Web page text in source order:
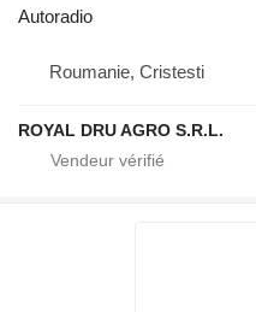
Autoradio
Roumanie, Cristesti
ROYAL DRU AGRO S.R.L.